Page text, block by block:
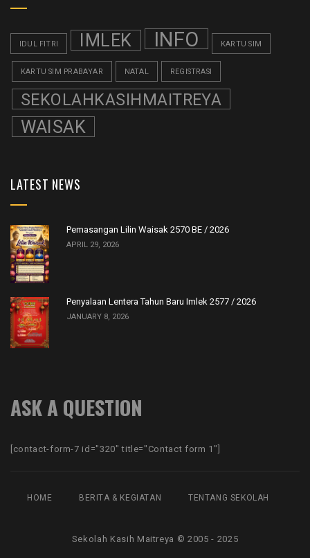
IDUL FITRI IMLEK INFO KARTU SIM
KARTU SIM PRABAYAR NATAL REGISTRASI
SEKOLAHKASIHMAITREYA
WAISAK
LATEST NEWS
Pemasangan Lilin Waisak 2570 BE / 2026
APRIL 29, 2026
Penyalaan Lentera Tahun Baru Imlek 2577 / 2026
JANUARY 8, 2026
ASK A QUESTION
[contact-form-7 id="320" title="Contact form 1"]
HOME BERITA & KEGIATAN TENTANG SEKOLAH
Sekolah Kasih Maitreya © 2005 - 2025